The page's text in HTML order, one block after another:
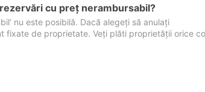
cu preţ nerambursabil?
nu este posibilă. Dacă alegeți să anulați
fixate de proprietate. Veți plăti proprietății orice